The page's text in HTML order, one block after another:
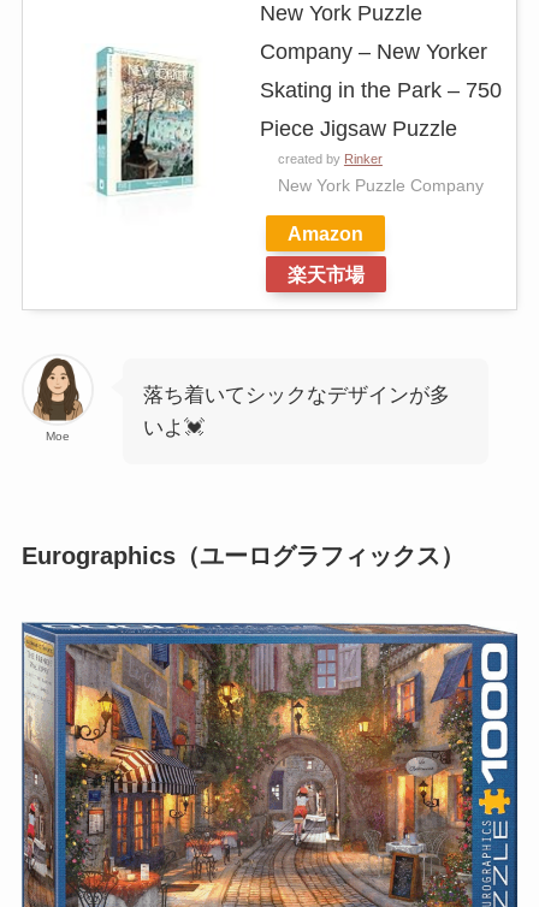
New York Puzzle
Company – New Yorker
Skating in the Park – 750
Piece Jigsaw Puzzle
created by Rinker
New York Puzzle Company
Amazon
楽天市場
Moe
落ち着いてシックなデザインが多
いよ💓
Eurographics（ユーログラフィックス）